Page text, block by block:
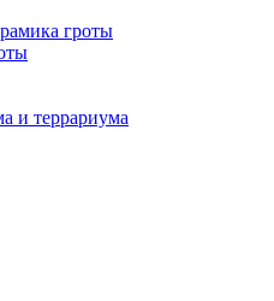
гроты
и террариума